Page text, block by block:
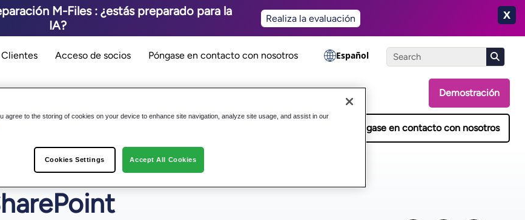
Clientes Acceso de socios Póngase en contacto con nosotros Español
Demostración
Póngase en contacto con nosotros
M-Files : ¿estás preparado para la
IA?
Realiza la evaluación X
agree to the storing of cookies on your device to enhance site navigation, analyze site usage, and assist in our
Cookies Settings Accept All Cookies